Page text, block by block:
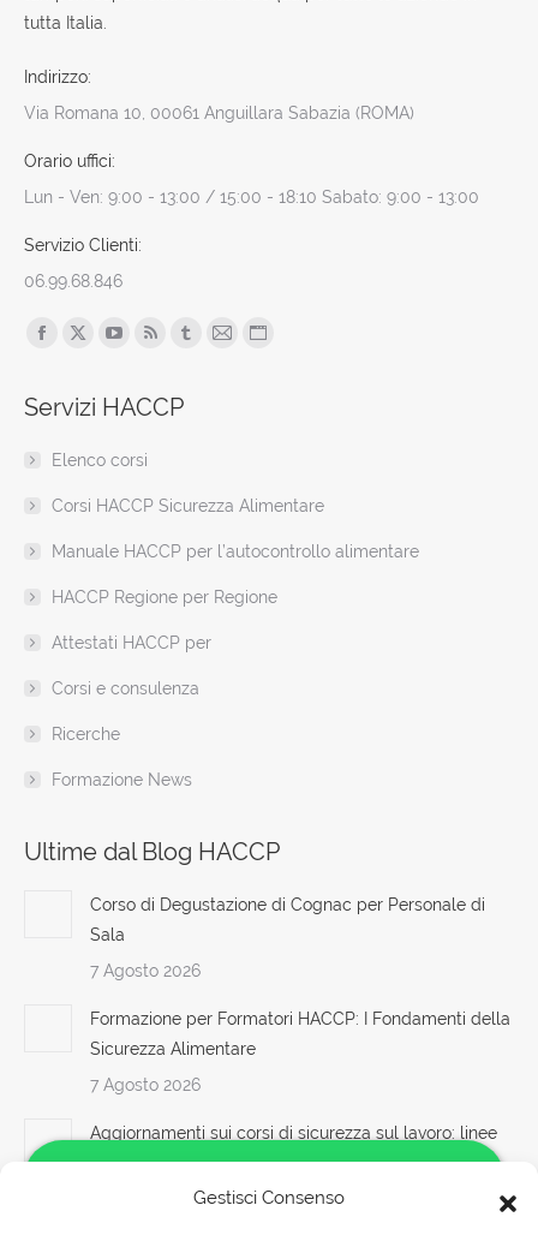
Gestisci Consenso
tutta Italia.
Indirizzo:
Via Romana 10, 00061 Anguillara Sabazia (ROMA)
Orario uffici:
Lun - Ven: 9:00 - 13:00 / 15:00 - 18:10 Sabato: 9:00 - 13:00
Servizio Clienti:
06.99.68.846
Find us on:
Facebook
opens
new
window
X
opens
new
window
opens
new
window
opens
window
Tumblr
window
Mail
window
Sito
new
Servizi HACCP
Elenco corsi
Corsi HACCP Sicurezza Alimentare
Manuale HACCP per l’autocontrollo alimentare
HACCP Regione per Regione
Attestati HACCP per
Corsi e consulenza
Ricerche
Formazione News
Ultime dal Blog HACCP
Corso di Degustazione di Cognac per Personale di
Sala
7 Agosto 2026
Formazione per Formatori HACCP: I Fondamenti della
Sicurezza Alimentare
7 Agosto 2026
Aggiornamenti sui corsi di sicurezza sul lavoro: linee
guida e standard per il 2025 e oltre Nuovo accordo
stato regioni 2025 parte base generale haccp prima